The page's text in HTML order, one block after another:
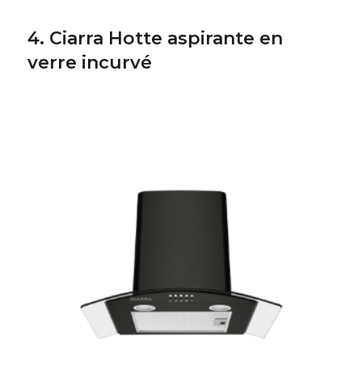
4. Ciarra Hotte aspirante en
verre incurvé